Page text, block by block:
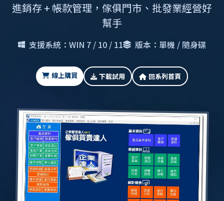
進銷存 + 帳款管理，傢俱門市、批發業經營好
幫手
支援系統：WIN 7 / 10 / 11 版本：單機 / 隨身碟
線上購買 下載試用 回系列首頁